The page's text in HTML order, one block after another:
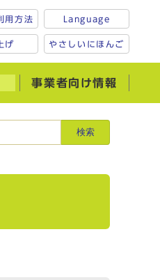
用方法
げ
Language
やさしいにほんご
事業者向け情報
検索